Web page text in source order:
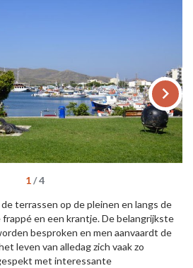
keyboard_arrow_right
1/4
terrassen op de pleinen en langs de
en een krantje. De belangrijkste
besproken en men aanvaardt de
leven van alledag zich vaak zo
met interessante